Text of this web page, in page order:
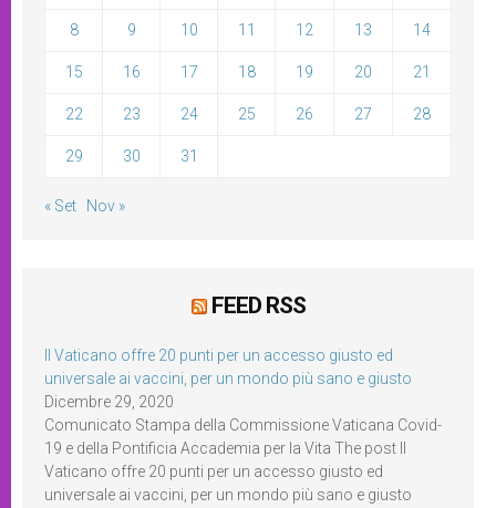
8 9 10 11 12 13 14
15 16 17 18 19 20 21
22 23 24 25 26 27 28
29 30 31
« Set Nov »
FEED RSS
Il Vaticano offre 20 punti per un accesso giusto ed
universale ai vaccini, per un mondo più sano e giusto
Dicembre 29, 2020
Comunicato Stampa della Commissione Vaticana Covid-
19 e della Pontificia Accademia per la Vita The post Il
Vaticano offre 20 punti per un accesso giusto ed
universale ai vaccini, per un mondo più sano e giusto